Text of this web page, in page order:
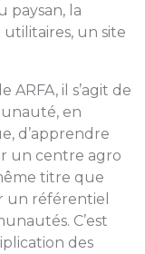
paysan, la
un site
ARFA, il s’agit de
en
d’apprendre
un centre agro
titre que
un référentiel
C’est
des